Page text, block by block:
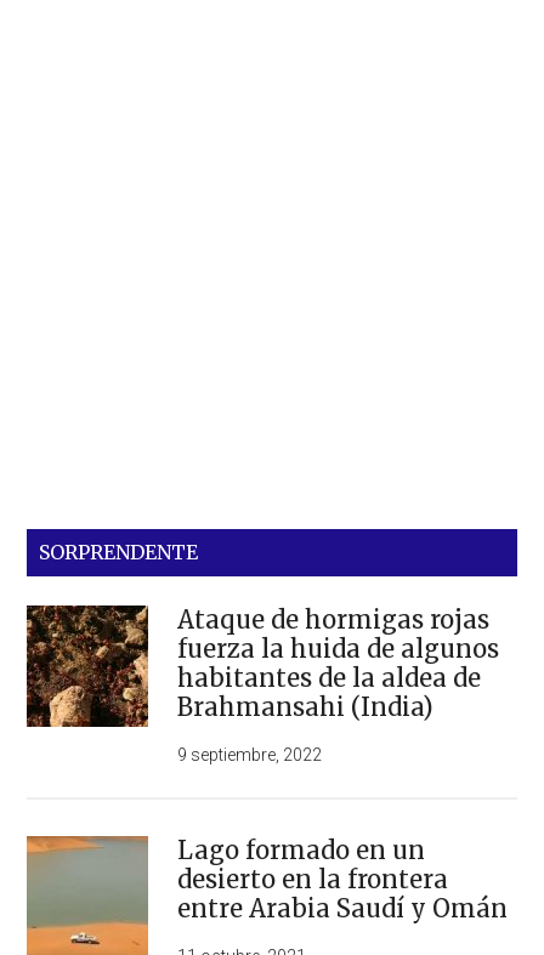
SORPRENDENTE
Ataque de hormigas rojas
fuerza la huida de algunos
habitantes de la aldea de
Brahmansahi (India)
9 septiembre, 2022
Lago formado en un
desierto en la frontera
entre Arabia Saudí y Omán